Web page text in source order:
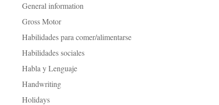
General information
Gross Motor
Habilidades para comer/alimentarse
Habilidades sociales
Habla y Lenguaje
Handwriting
Holidays